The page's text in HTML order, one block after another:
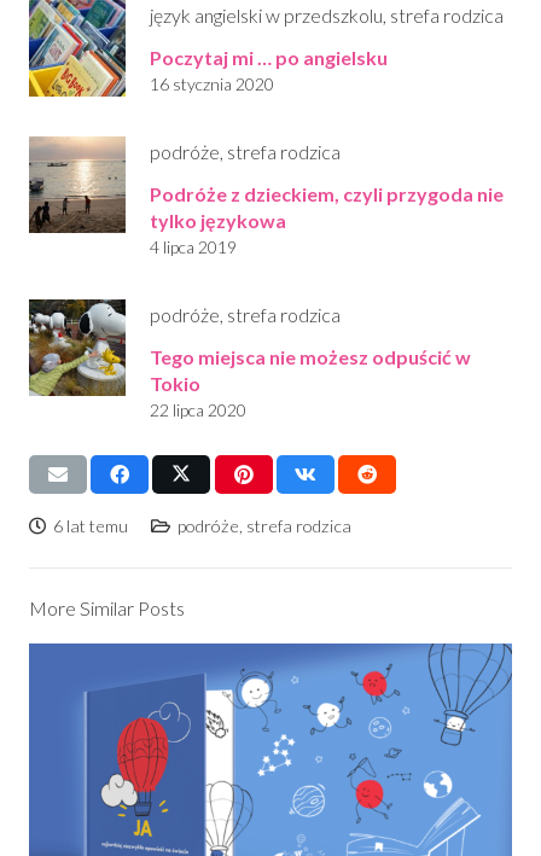
język angielski w przedszkolu strefa rodzica
Poczytaj mi … po angielsku
16 stycznia 2020
podróże, strefa rodzica
Podróże z dzieckiem, czyli przygoda nie
tylko językowa
4 lipca 2019
podróże, strefa rodzica
Tego miejsca nie możesz odpuścić w
Tokio
22 lipca 2020
6 lat temu podróże strefa rodzica
More Similar Posts